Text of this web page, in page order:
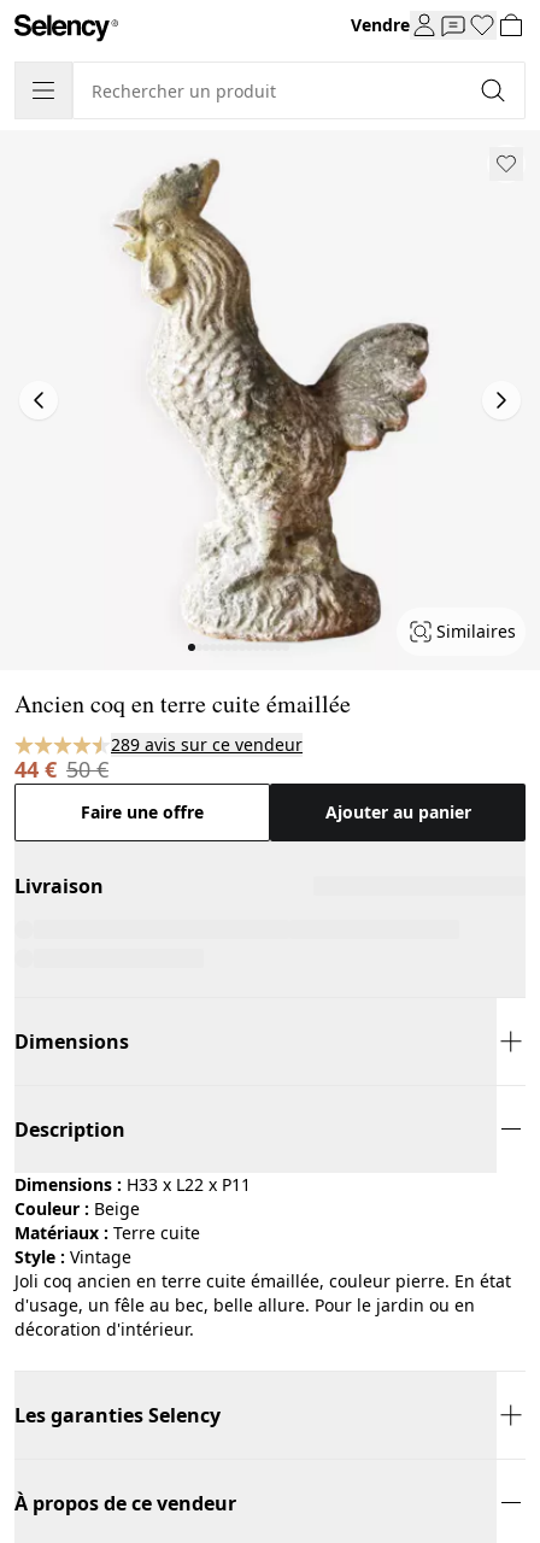
Vendre
Similaires
Ancien coq en terre cuite émaillée
289 avis sur ce vendeur
44 € 50 €
Faire une offre Ajouter au panier
Livraison
Dimensions
Description
Dimensions : H33 x L22 x P11
Couleur :
beige
Matériaux :
terre cuite
Style :
vintage
Joli coq ancien en terre cuite émaillée, couleur pierre. En état
d'usage, un fêle au bec, belle allure. Pour le jardin ou en
décoration d'intérieur.
Les garanties Selency
À propos de ce vendeur